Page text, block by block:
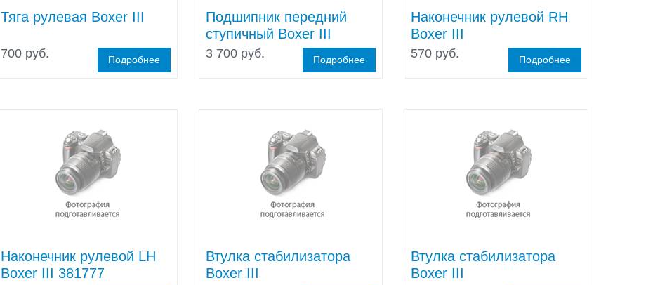
Тяга рулевая Boxer III
700 руб. Подробнее
Подшипник передний
ступичный Boxer III
3 700 руб. Подробнее
Наконечник рулевой RH
Boxer III
570 руб. Подробнее
Наконечник рулевой LH
Boxer III 381777
Втулка стабилизатора
Boxer III
Втулка стабилизатора
Boxer III